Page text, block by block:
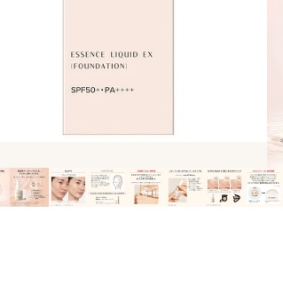
ETVOS 礦物彩妝
HABA 無添加主義